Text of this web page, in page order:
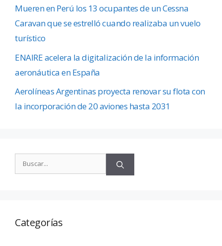
Mueren en Perú los 13 ocupantes de un Cessna
Caravan que se estrelló cuando realizaba un vuelo
turístico
ENAIRE acelera la digitalización de la información
aeronáutica en España
Aerolíneas Argentinas proyecta renovar su flota con
la incorporación de 20 aviones hasta 2031
Categorías